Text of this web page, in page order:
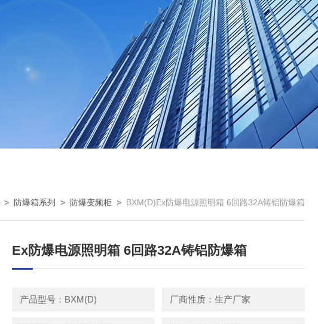
> 防爆箱系列 > 防爆变频柜 > BXM(D)Ex防爆电源照明箱 6回路32A铸铝防爆箱
Ex防爆电源照明箱 6回路32A铸铝防爆箱
产品型号：BXM(D) 厂商性质：生产厂家